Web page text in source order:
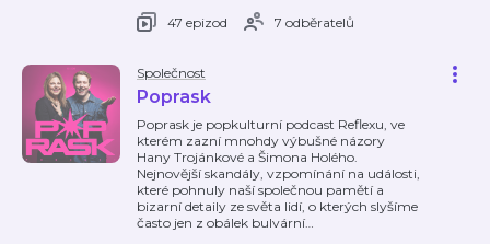
47 epizod
7 odběratelů
Společnost
Poprask
Poprask je popkulturní podcast Reflexu, ve
kterém zazní mnohdy výbušné názory
Hany Trojánkové a Šimona Holého.
Nejnovější skandály, vzpomínání na události,
které pohnuly naší společnou pamětí a
bizarní detaily ze světa lidí, o kterých slyšíme
často jen z obálek bulvární…